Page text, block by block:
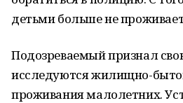
детьми больше не
Подозреваемый признал
исследуются жилищно-
проживания малолетних.